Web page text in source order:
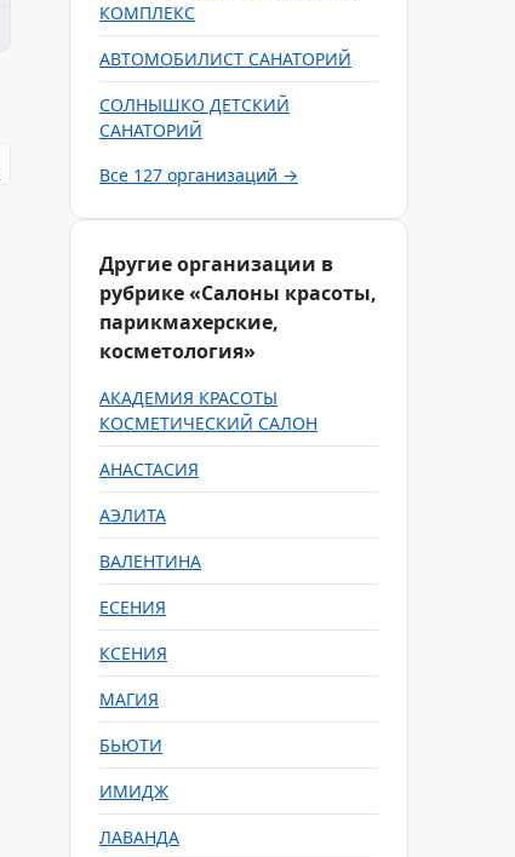
КОМПЛЕКС
АВТОМОБИЛИСТ САНАТОРИЙ
СОЛНЫШКО ДЕТСКИЙ
САНАТОРИЙ
Все 127 организаций →
Другие организации в
рубрике «Салоны красоты,
парикмахерские,
косметология»
АКАДЕМИЯ КРАСОТЫ
КОСМЕТИЧЕСКИЙ САЛОН
АНАСТАСИЯ
АЭЛИТА
ВАЛЕНТИНА
ЕСЕНИЯ
КСЕНИЯ
МАГИЯ
БЬЮТИ
ИМИДЖ
ЛАВАНДА